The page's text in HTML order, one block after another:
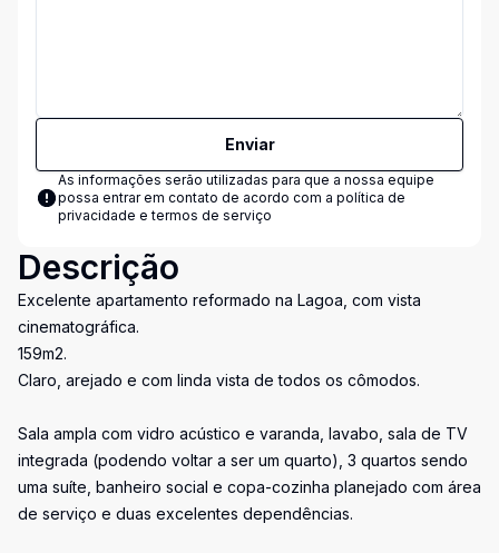
Enviar
As informações serão utilizadas para que a nossa equipe
possa entrar em contato de acordo com a política de
privacidade e termos de serviço
Descrição
Excelente apartamento reformado na Lagoa, com vista
cinematográfica.
159m2.
Claro, arejado e com linda vista de todos os cômodos.
Sala ampla com vidro acústico e varanda, lavabo, sala de TV
integrada (podendo voltar a ser um quarto), 3 quartos sendo
uma suíte, banheiro social e copa-cozinha planejado com área
de serviço e duas excelentes dependências.